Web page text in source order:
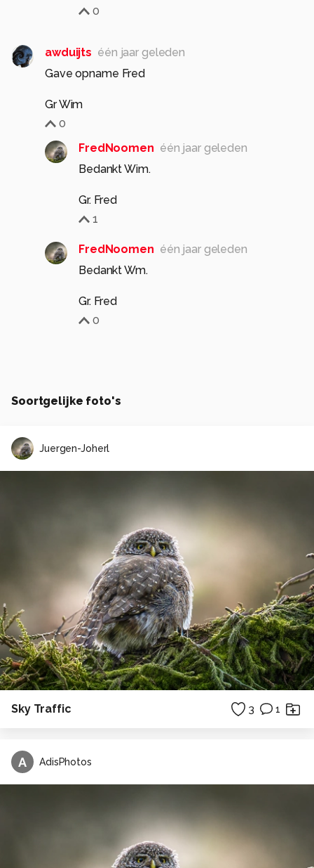
0
awduijts één jaar geleden
Gave opname Fred
Gr Wim
0
FredNoomen één jaar geleden
Bedankt Wim.
Gr. Fred
1
FredNoomen één jaar geleden
Bedankt Wm.
Gr. Fred
0
Soortgelijke foto's
Juergen-Joherl
Sky Traffic 3 1
A AdisPhotos